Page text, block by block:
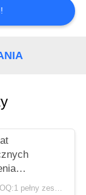
10KV
Zbywalny MOQ:1 pełny zestaw tester rozpraszania pojemności transformatora;